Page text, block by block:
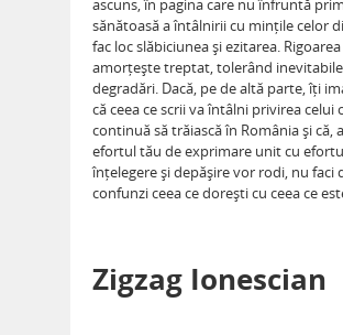
ascuns, în pagina care nu înfruntă
sănătoasă a întâlnirii cu mințile celor
fac loc slăbiciunea și ezitarea.
amorțește treptat, tolerând inevitabile
degradări. Dacă, pe de altă parte, îți
că ceea ce scrii va întâlni privirea celui
continuă să trăiască în România și că,
efortul tău de exprimare unit cu
înțelegere și depășire vor rodi, nu faci
confunzi ceea ce dorești cu ceea ce
Zigzag Ionescian